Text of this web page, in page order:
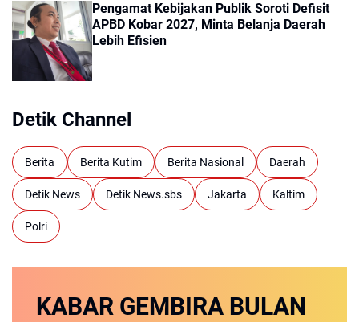
Pengamat Kebijakan Publik Soroti Defisit
APBD Kobar 2027, Minta Belanja Daerah
Lebih Efisien
Detik Channel
Berita Berita Kutim Berita Nasional Daerah
Detik News Detik News.sbs Jakarta Kaltim
Polri
KABAR GEMBIRA BULAN